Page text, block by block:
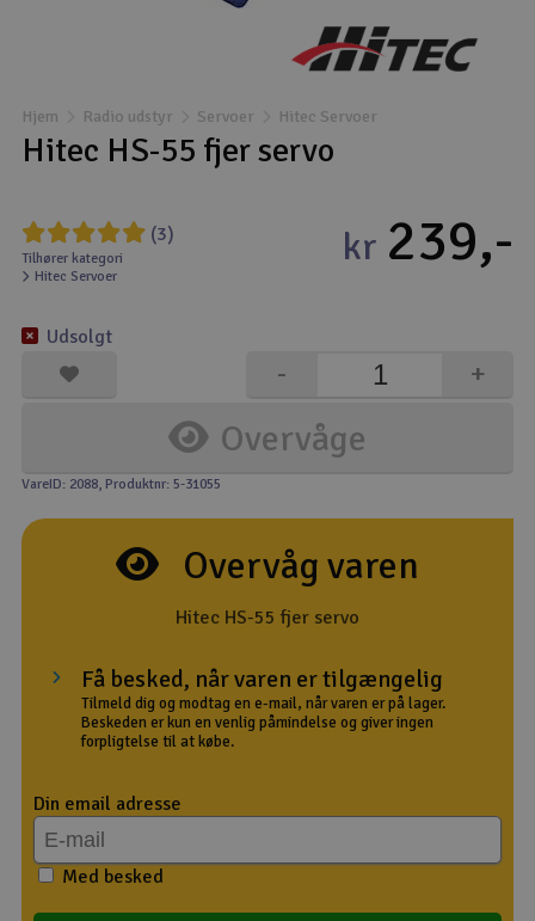
Droner til FPV
Fly
Helikopter
Kameraudstyr
Modelbygg og byggesæt
Motor & tilbehør
Outlet
Radio udstyr
Scooter & elkøretøj
Slot racing
Smarthjem, leg og hobby
Solenergi
Hjem Radio udstyr Servoer Hitec Servoer
Hitec HS-55 fjer servo
(3)
Tilhører kategori
Hitec Servoer
kr 239,-
Overvåge
+
-
Udsolgt
VareID: 2088, Produktnr: 5-31055
Overvåg varen
Hitec HS-55 fjer servo
Få besked, når varen er tilgængelig
Tilmeld dig og modtag en e-mail, når varen er på lager.
Beskeden er kun en venlig påmindelse og giver ingen
forpligtelse til at købe.
Din email adresse
Med besked